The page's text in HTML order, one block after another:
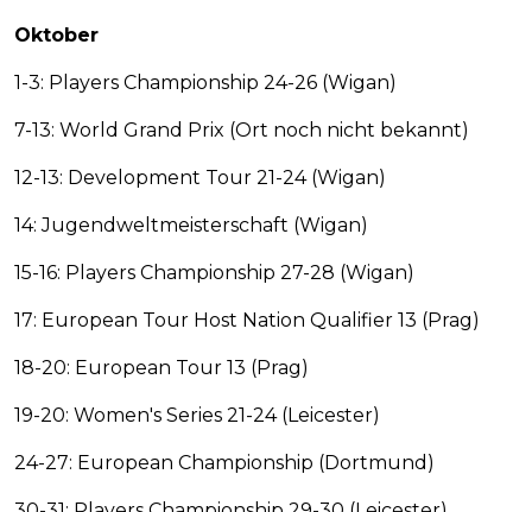
Oktober
1-3: Players Championship 24-26 (Wigan)
7-13: World Grand Prix (Ort noch nicht bekannt)
12-13: Development Tour 21-24 (Wigan)
14: Jugendweltmeisterschaft (Wigan)
15-16: Players Championship 27-28 (Wigan)
17: European Tour Host Nation Qualifier 13 (Prag)
18-20: European Tour 13 (Prag)
19-20: Women's Series 21-24 (Leicester)
24-27: European Championship (Dortmund)